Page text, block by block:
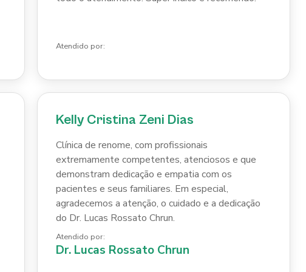
Atendido por:
Kelly Cristina Zeni Dias
Clínica de renome, com profissionais
extremamente competentes, atenciosos e que
demonstram dedicação e empatia com os
pacientes e seus familiares. Em especial,
agradecemos a atenção, o cuidado e a dedicação
do Dr. Lucas Rossato Chrun.
Atendido por:
Dr. Lucas Rossato Chrun